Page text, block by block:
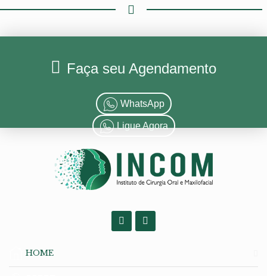
Faça seu Agendamento
WhatsApp
Ligue Agora
HOME